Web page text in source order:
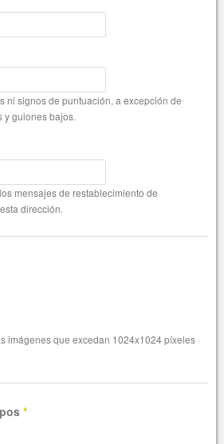
ni signos de puntuación, a excepción de
y guiones bajos.
mensajes de restablecimiento de
dirección.
imágenes que excedan 1024x1024 píxeles
*